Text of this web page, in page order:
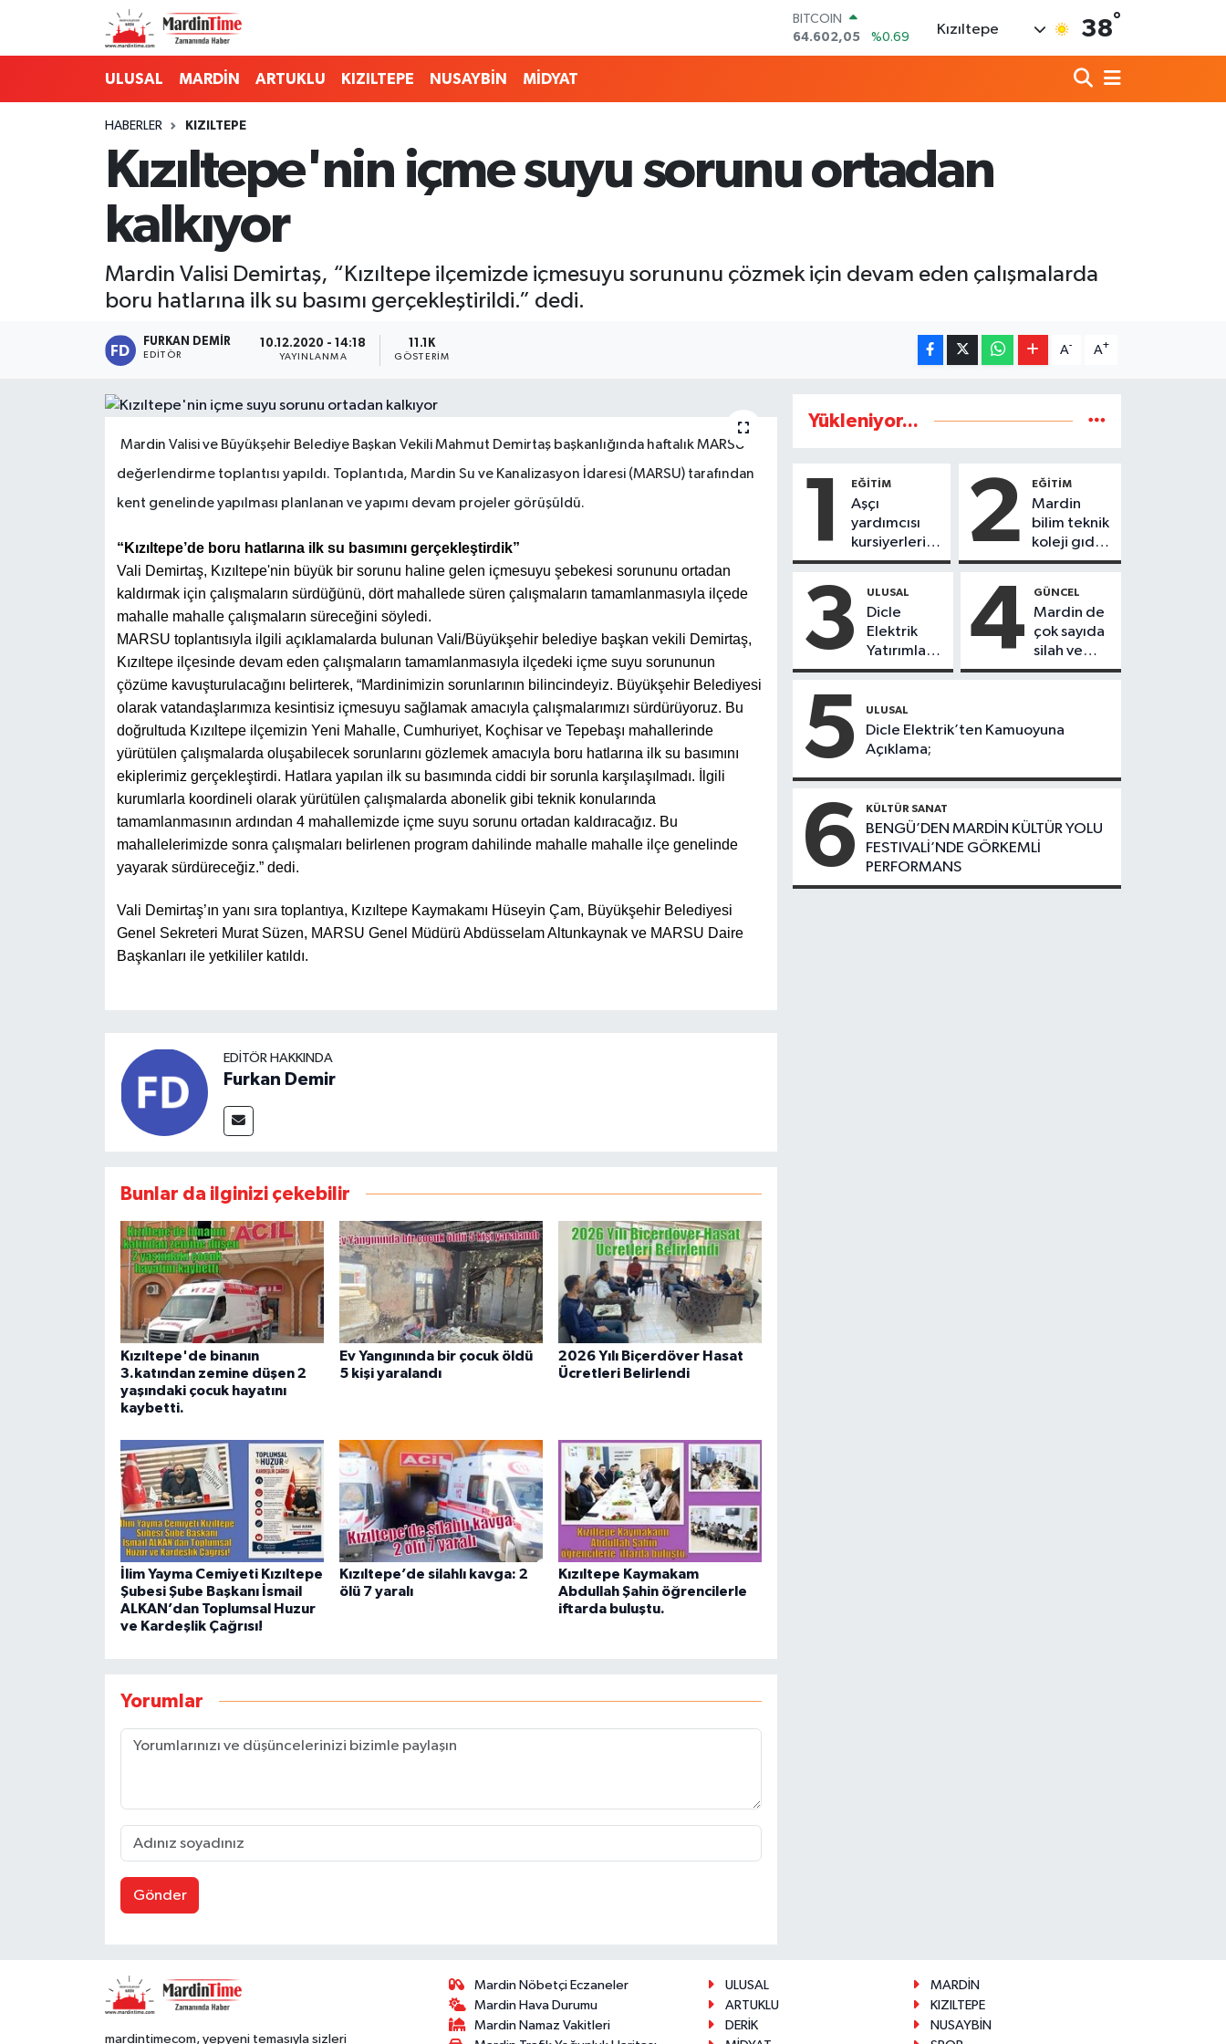
BITCOIN
64.602,05
%0.69
DOLAR
GRAM ALTIN
6513.94
%0.32
Kızıltepe 38°
ULUSAL MARDİN ARTUKLU KIZILTEPE NUSAYBİN MİDYAT
HABERLER KIZILTEPE
Kızıltepe'nin içme suyu sorunu ortadan
kalkıyor
Mardin Valisi Demirtaş, “Kızıltepe ilçemizde içmesuyu sorununu çözmek için devam eden çalışmalarda
boru hatlarına ilk su basımı gerçekleştirildi.” dedi.
FURKAN DEMIR
EDITÖR
10.12.2020 - 14:18
YAYINLANMA
11.1K
GÖSTERIM
A- A+
Mardin Valisi ve Büyükşehir Belediye Başkan Vekili Mahmut Demirtaş başkanlığında haftalık MARSU
değerlendirme toplantısı yapıldı. Toplantıda, Mardin Su ve Kanalizasyon İdaresi (MARSU) tarafından
kent genelinde yapılması planlanan ve yapımı devam projeler görüşüldü.
“Kızıltepe’de boru hatlarına ilk su basımını gerçekleştirdik”
Vali Demirtaş, Kızıltepe'nin büyük bir sorunu haline gelen içmesuyu şebekesi sorununu ortadan
kaldırmak için çalışmaların sürdüğünü, dört mahallede süren çalışmaların tamamlanmasıyla ilçede
mahalle mahalle çalışmaların süreceğini söyledi.
MARSU toplantısıyla ilgili açıklamalarda bulunan Vali/Büyükşehir belediye başkan vekili Demirtaş,
Kızıltepe ilçesinde devam eden çalışmaların tamamlanmasıyla ilçedeki içme suyu sorununun
çözüme kavuşturulacağını belirterek, “Mardinimizin sorunlarının bilincindeyiz. Büyükşehir Belediyesi
olarak vatandaşlarımıza kesintisiz içmesuyu sağlamak amacıyla çalışmalarımızı sürdürüyoruz. Bu
doğrultuda Kızıltepe ilçemizin Yeni Mahalle, Cumhuriyet, Koçhisar ve Tepebaşı mahallerinde
yürütülen çalışmalarda oluşabilecek sorunlarını gözlemek amacıyla boru hatlarına ilk su basımını
ekiplerimiz gerçekleştirdi. Hatlara yapılan ilk su basımında ciddi bir sorunla karşılaşılmadı. İlgili
kurumlarla koordineli olarak yürütülen çalışmalarda abonelik gibi teknik konularında
tamamlanmasının ardından 4 mahallemizde içme suyu sorunu ortadan kaldıracağız. Bu
mahallelerimizde sonra çalışmaları belirlenen program dahilinde mahalle mahalle ilçe genelinde
yayarak sürdüreceğiz.” dedi.
Vali Demirtaş’ın yanı sıra toplantıya, Kızıltepe Kaymakamı Hüseyin Çam, Büyükşehir Belediyesi
Genel Sekreteri Murat Süzen, MARSU Genel Müdürü Abdüsselam Altunkaynak ve MARSU Daire
Başkanları ile yetkililer katıldı.
EDITÖR HAKKINDA
Furkan Demir
Bunlar da ilginizi çekebilir
Kızıltepe'de binanın
3.katından zemine düşen 2
yaşındaki çocuk hayatını
kaybetti.
Ev Yangınında bir çocuk öldü
5 kişi yaralandı
2026 Yılı Biçerdöver Hasat
Ücretleri Belirlendi
İlim Yayma Cemiyeti Kızıltepe
Şubesi Şube Başkanı İsmail
ALKAN’dan Toplumsal Huzur
ve Kardeşlik Çağrısı!
Kızıltepe’de silahlı kavga: 2
ölü 7 yaralı
Kızıltepe Kaymakam
Abdullah Şahin öğrencilerle
iftarda buluştu.
Yorumlar
Gönder
Yükleniyor...
1 EĞİTİM
Aşçı
yardımcısı
kursiyerleri
eğitimlerini
tamamladı
2 EĞİTİM
Mardin
bilim teknik
koleji gıda
teknolojisi
ürettikleri
gıda
ürünlerini
satarak
köydeki
desteğinde
3 ULUSAL
Dicle
Elektrik
Yatırımları
Sonuç
Mardin’de
Kayıp
Kaçak
Büyük
Düşüş
4 GÜNCEL
Mardin de
çok sayıda
silah ve
mühimmat
5 ULUSAL
Dicle Elektrik’ten Kamuoyuna
Açıklama;
6 KÜLTÜR SANAT
BENGÜ’DEN MARDİN KÜLTÜR YOLU
FESTIVALİ’NDE GÖRKEMLİ
PERFORMANS
mardintimecom, yepyeni temasıyla sizleri
Mardin Nöbetçi Eczaneler
Mardin Hava Durumu
Mardin Namaz Vakitleri
ULUSAL
MARDİN
ARTUKLU
KIZILTEPE
DERİK
NUSAYBİN
Mardin Nöbetçi Eczaneler
Mardin Namaz Vakitleri
Mardin Trafik Yoğunluk Haritası
Süper Lig Puan Durumu ve Fikstür
Tüm Manşetler
Son Dakika Haberleri
Haber Arşivi